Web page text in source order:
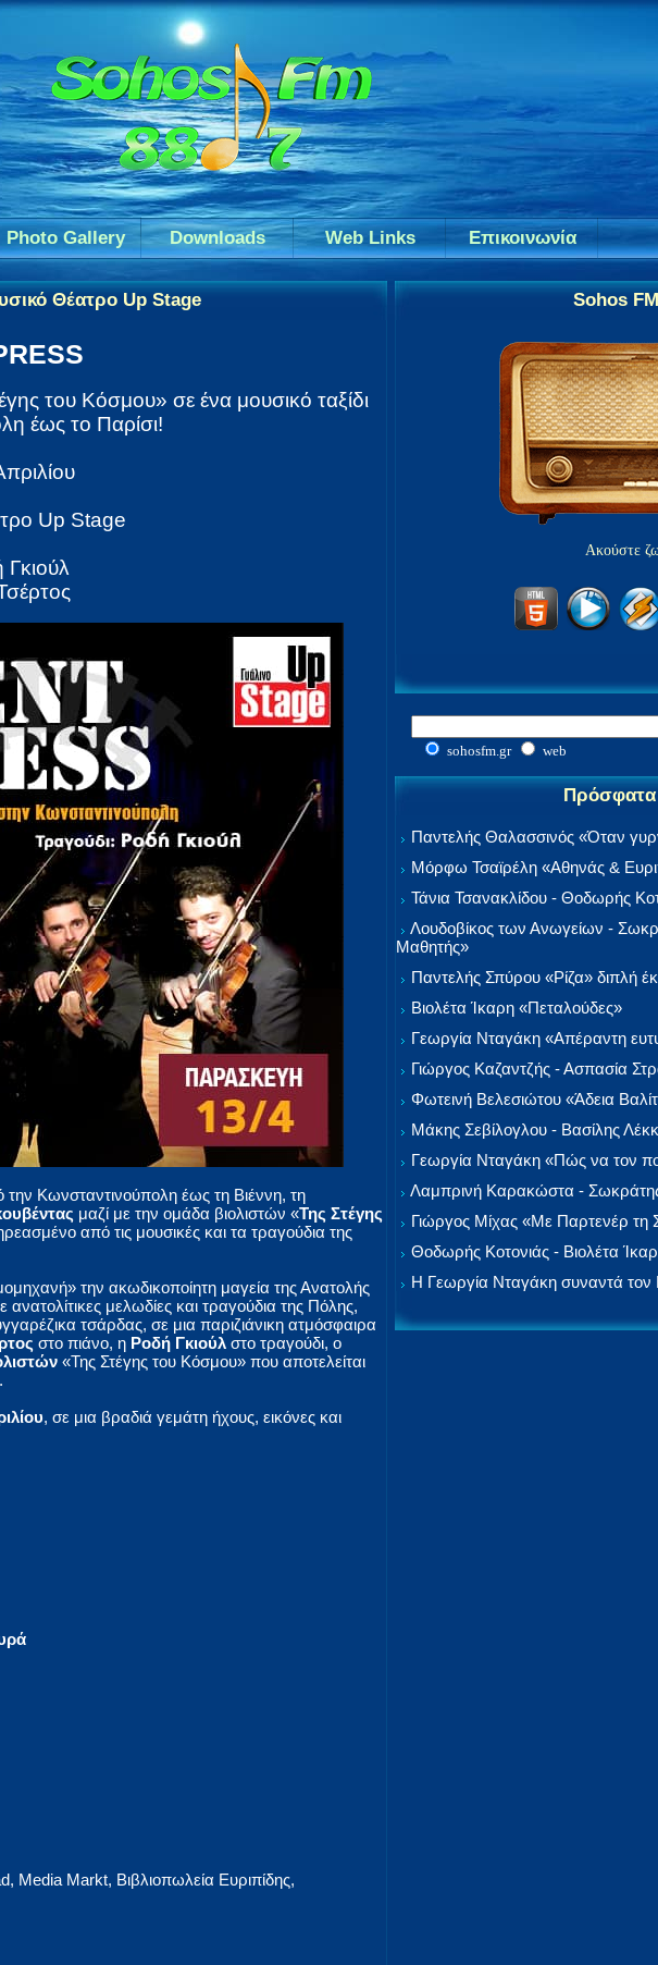
Photo Gallery Downloads Web Links Επικοινωνία
Θέατρο Up Stage
του Κόσμου» σε ένα μουσικό ταξίδι
έως το Παρίσι!
Up Stage
Κωνσταντινούπολη έως τη Βιέννη, τη
μαζί με την ομάδα βιολιστών «Της Στέγης
από τις μουσικές και τα τραγούδια της
την ακωδικοποίητη μαγεία της Ανατολής
μελωδίες και τραγούδια της Πόλης,
τσάρδας, σε μια παριζιάνικη ατμόσφαιρα
στο πιάνο, η Ροδή Γκιούλ στο τραγούδι, ο
«Της Στέγης του Κόσμου» που αποτελείται
, σε μια βραδιά γεμάτη ήχους, εικόνες και
Media Markt, Βιβλιοπωλεία Ευριπίδης,
Sohos
Ακούστε
sohosfm.gr web
Παντελής Θαλασσινός «Όταν
Μόρφω Τσαϊρέλη «Αθηνάς &
Τάνια Τσανακλίδου - Θοδωρής
Λουδοβίκος των Ανωγείων -
Μαθητής»
Παντελής Σπύρου «Ρίζα» διπλή
Βιολέτα Ίκαρη «Πεταλούδες»
Γεωργία Νταγάκη «Aπέραντη
Γιώργος Καζαντζής - Ασπασία
Φωτεινή Βελεσιώτου «Άδεια
Μάκης Σεβίλογλου - Βασίλης
Γεωργία Νταγάκη «Πώς να τον
Λαμπρινή Καρακώστα -
Γιώργος Μίχας «Με Παρτενέρ τη
Θοδωρής Κοτονιάς - Βιολέτα
Η Γεωργία Νταγάκη συναντά